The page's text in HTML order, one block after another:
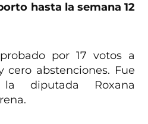
hasta la semana 12
por 17 votos a
cero abstenciones. Fue
diputada Roxana